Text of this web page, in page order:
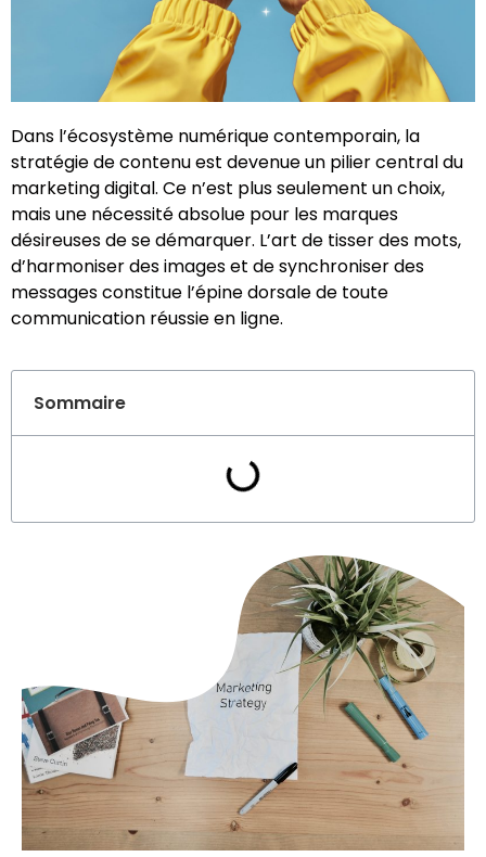
Dans l’écosystème numérique contemporain, la
stratégie de contenu est devenue un pilier central du
marketing digital. Ce n’est plus seulement un choix,
mais une nécessité absolue pour les marques
désireuses de se démarquer. L’art de tisser des mots,
d’harmoniser des images et de synchroniser des
messages constitue l’épine dorsale de toute
communication réussie en ligne.
Sommaire